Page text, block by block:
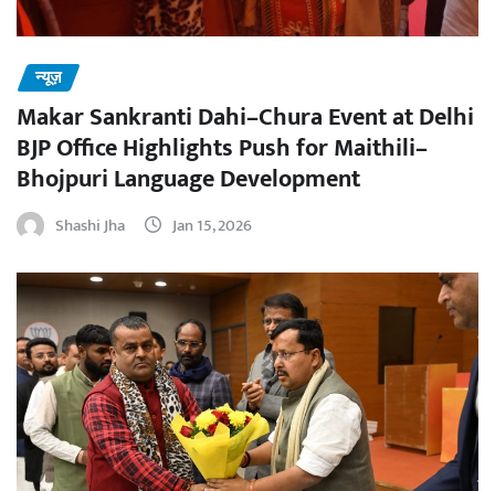
न्यूज़
Makar Sankranti Dahi–Chura Event at Delhi
BJP Office Highlights Push for Maithili–
Bhojpuri Language Development
Shashi Jha Jan 15, 2026